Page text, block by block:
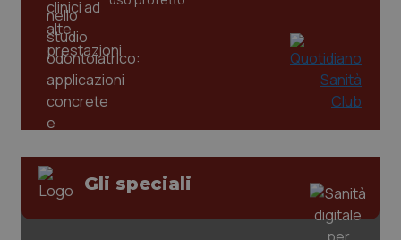
Gli speciali
tracking-sites-ironfish-
tracking-enable
www.quotidianosanita.it
session-id